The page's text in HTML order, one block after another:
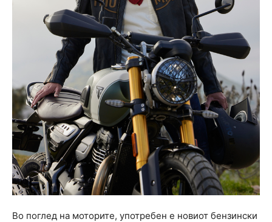
Во поглед на моторите, употребен е новиот бензински